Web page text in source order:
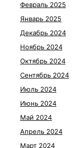
Февраль 2025
Январь 2025
Декабрь 2024
Ноябрь 2024
Октябрь 2024
Сентябрь 2024
Июль 2024
Июнь 2024
Май 2024
Апрель 2024
Март 2024